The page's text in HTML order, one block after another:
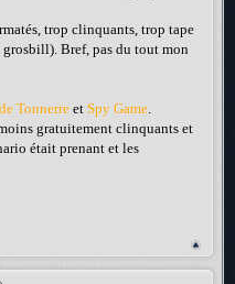
trop clinquants, trop tape
grosbill). Bref, pas du tout mon
Tonnerre et Spy Game.
gratuitement clinquants et
était prenant et les